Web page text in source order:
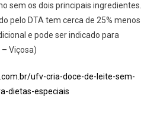
sem os dois principais ingredientes.
pelo DTA tem cerca de 25% menos
e pode ser indicado para
Viçosa)
ufv-cria-doce-de-leite-sem-
dietas-especiais